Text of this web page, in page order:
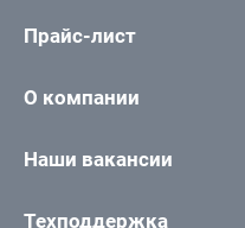
Прайс-лист
О компании
Наши вакансии
Техподдержка